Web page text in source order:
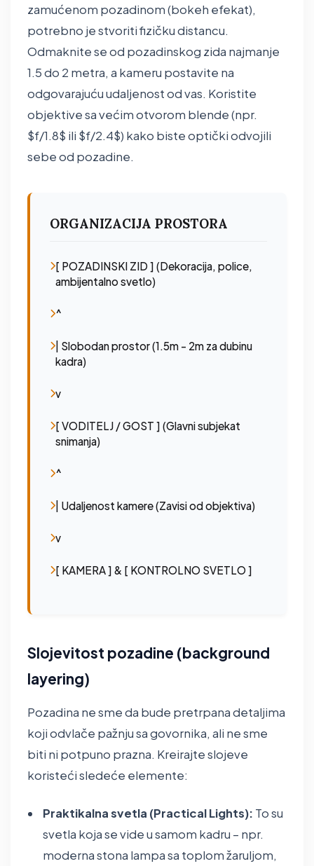
zamućenom pozadinom (bokeh efekat),
potrebno je stvoriti fizičku distancu.
Odmaknite se od pozadinskog zida najmanje
1.5 do 2 metra, a kameru postavite na
odgovarajuću udaljenost od vas. Koristite
objektive sa većim otvorom blende (npr.
$f/1.8$ ili $f/2.4$) kako biste optički odvojili
sebe od pozadine.
ORGANIZACIJA PROSTORA
[ POZADINSKI ZID ] (Dekoracija, police,
ambijentalno svetlo)
^
| Slobodan prostor (1.5m - 2m za dubinu
kadra)
v
[ VODITELJ / GOST ] (Glavni subjekat
snimanja)
^
| Udaljenost kamere (Zavisi od objektiva)
v
[ KAMERA ] & [ KONTROLNO SVETLO ]
Slojevitost pozadine (background
layering)
Pozadina ne sme da bude pretrpana detaljima
koji odvlače pažnju sa govornika, ali ne sme
biti ni potpuno prazna. Kreirajte slojeve
koristeći sledeće elemente:
Praktikalna svetla (Practical Lights): To su
svetla koja se vide u samom kadru – npr.
moderna stona lampa sa toplom žaruljom,